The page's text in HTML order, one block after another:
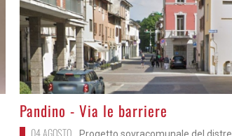
>
Pandino - Via le barriere